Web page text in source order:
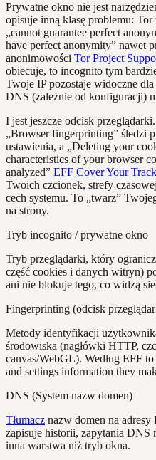
Prywatne okno nie jest
opisuje inną klasę problemu:
„cannot guarantee perfect
have perfect anonymity” nawet
anonimowości Tor Project
obiecuje, to incognito tym
Twoje IP pozostaje widoczne
DNS (zależnie od konfiguracji)
I jest jeszcze odcisk
„Browser fingerprinting” śledzi
ustawienia, a „Deleting your
characteristics of your browser
analyzed” EFF Cover Your
Twoich czcionek, strefy
cech systemu. To „twarz”
na strony.
Tryb incognito / prywatne okno
Tryb przeglądarki, który
część cookies i danych witryn)
ani nie blokuje tego, co widzą
Fingerprinting (odcisk
Metody identyfikacji
środowiska (nagłówki HTTP,
canvas/WebGL). Według EFF
and settings information they
DNS (System nazw domen)
Tłumacz nazw domen na
zapisuje historii, zapytania
inna warstwa niż tryb okna.